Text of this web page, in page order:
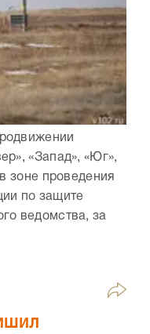
«Запад», «Юг»,
зоне проведения
по защите
ведомства, за